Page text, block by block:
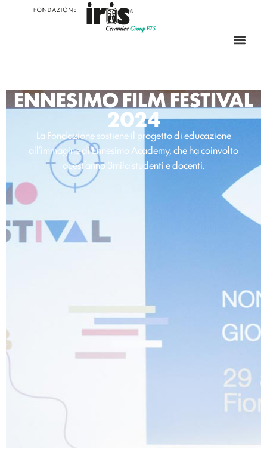
ENNESIMO FILM FESTIVAL
2024
La Fondazione sostiene il progetto di educazione
all’immagine di Ennesimo Academy, che ha coinvolto
quest’anno 3mila studenti e docenti.